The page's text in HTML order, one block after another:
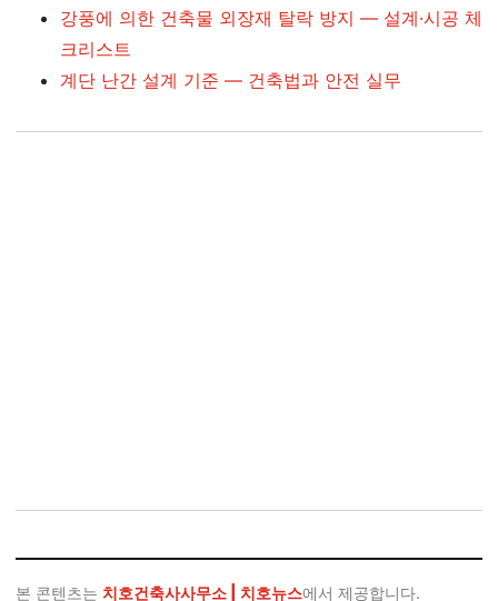
강풍에 의한 건축물 외장재 탈락 방지 — 설계·시공 체
크리스트
계단 난간 설계 기준 — 건축법과 안전 실무
본 콘텐츠는 치호건축사사무소 | 치호뉴스에서 제공합니다.